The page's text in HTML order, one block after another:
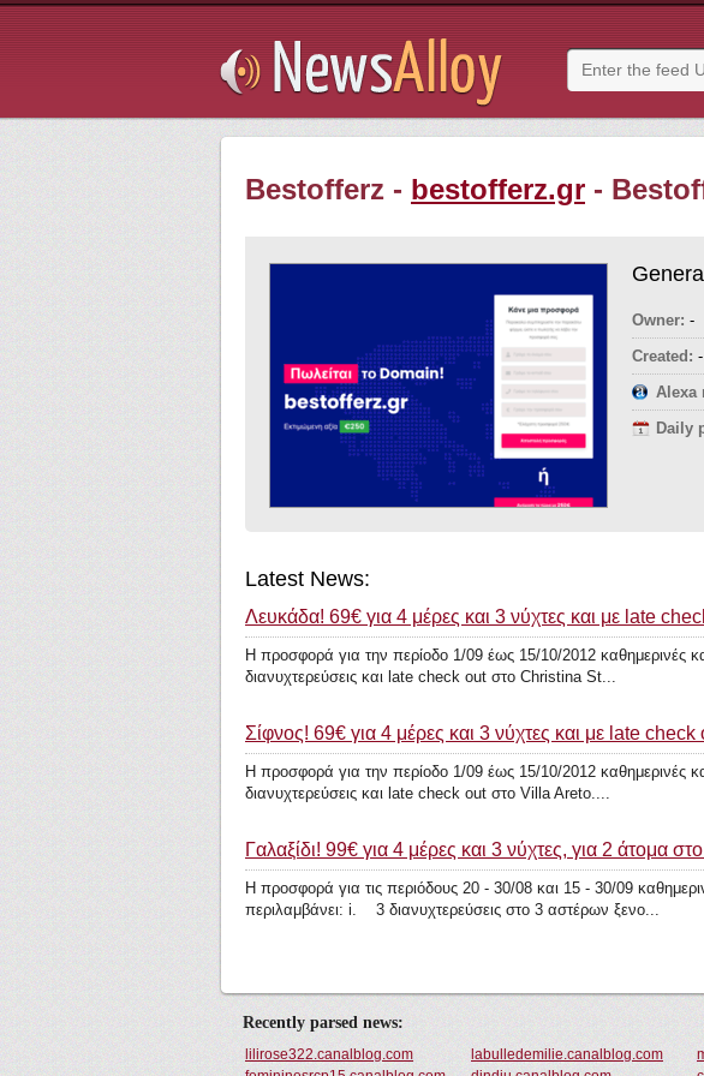
Bestofferz - bestofferz.gr -
Owner: -
Created: -
Alexa
Daily
Latest News:
Λευκάδα! 69€ για 4 μέρες και 3 νύχτες και με late
Η προσφορά για την περίοδο 1/09 έως 15/10/2012 καθημερινές
διανυχτερεύσεις και late check out στο Christina St...
Σίφνος! 69€ για 4 μέρες και 3 νύχτες και με late check
Η προσφορά για την περίοδο 1/09 έως 15/10/2012 καθημερινές
διανυχτερεύσεις και late check out στο Villa Areto....
Γαλαξίδι! 99€ για 4 μέρες και 3 νύχτες, για 2 άτομα
Η προσφορά για τις περιόδους 20 - 30/08 και 15 - 30/09
περιλαμβάνει: i. 3 διανυχτερεύσεις στο 3 αστέρων ξενο...
Recently parsed news:
lilirose322.canalblog.com labulledemilie.canalblog.com